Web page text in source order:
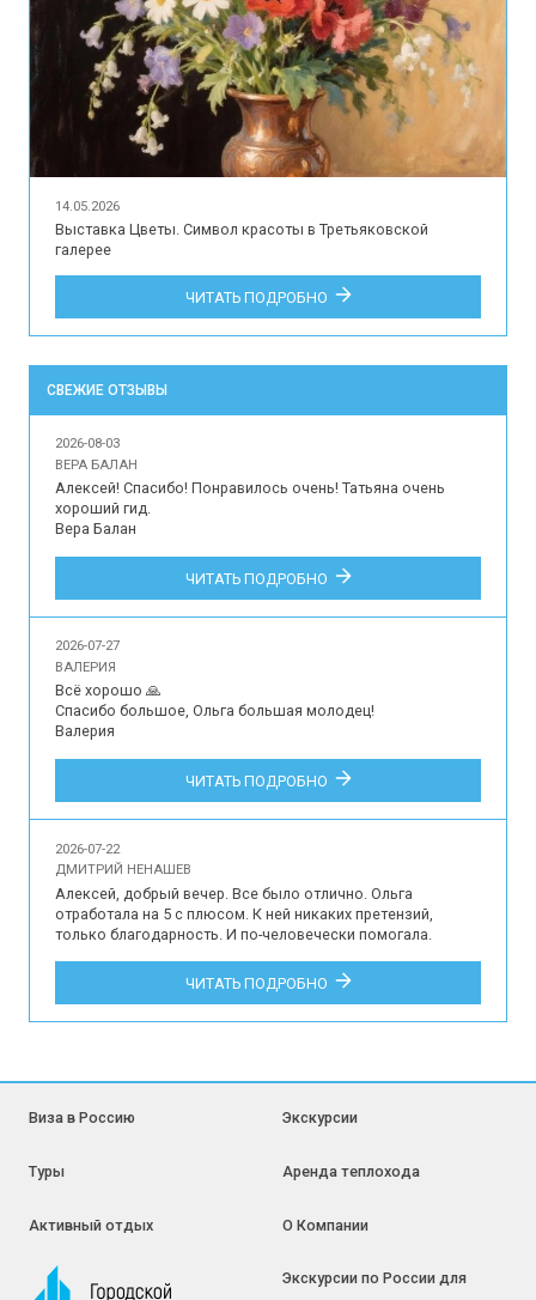
14.05.2026
Выставка Цветы. Символ красоты в Третьяковской
галерее
ЧИТАТЬ ПОДРОБНО
СВЕЖИЕ ОТЗЫВЫ
2026-08-03
ВЕРА БАЛАН
Алексей! Спасибо! Понравилось очень! Татьяна очень
хороший гид.
Вера Балан
Впечатления наших туристов об организации
индивидуальной экскурсии для 2 человек на русском
ЧИТАТЬ ПОДРОБНО
2026-07-27
ВАЛЕРИЯ
Всё хорошо 🙏
Спасибо большое, Ольга большая молодец!
Валерия
Впечатления наших туристов об участии в индивидуальной
обзорной экскурсии по Краснодару для 3 гостей на
ЧИТАТЬ ПОДРОБНО
2026-07-22
ДМИТРИЙ НЕНАШЕВ
Алексей, добрый вечер. Все было отлично. Ольга
отработала на 5 с плюсом. К ней никаких претензий,
только благодарность. И по-человечески помогала.
уровне, я не придирчив, как многие, к ерунде не стал бы
придираться, но по мне даже ерунды не было. Это про все
отработал на 146%, как говорится. Так что приятно было
июля 2026 года.
ЧИТАТЬ ПОДРОБНО
Виза в Россию Экскурсии
Туры Аренда теплохода
Активный отдых О Компании
Экскурсии по России для